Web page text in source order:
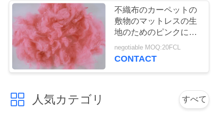
達
に
連
絡
な
不織布のカーペットの
敷物のマットレスの生
地のためのピンクによ
ってリサイクルされる
ポリエステル ステープ
negotiable MOQ:20FCL
CONTACT
人気カテゴリ すべて